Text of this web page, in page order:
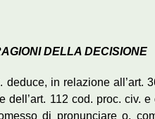
DELLA DECISIONE
in relazione all’art.
112 cod. proc. civ.
di pronunciare o,